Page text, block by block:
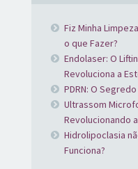
Fiz Minha
o que Fazer?
Endolaser: O
Revoluciona a
PDRN: O
Ultrassom
Revolucionando
Hidrolipoclasia
Funciona?